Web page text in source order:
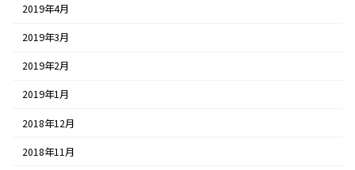
2019年4月
2019年3月
2019年2月
2019年1月
2018年12月
2018年11月